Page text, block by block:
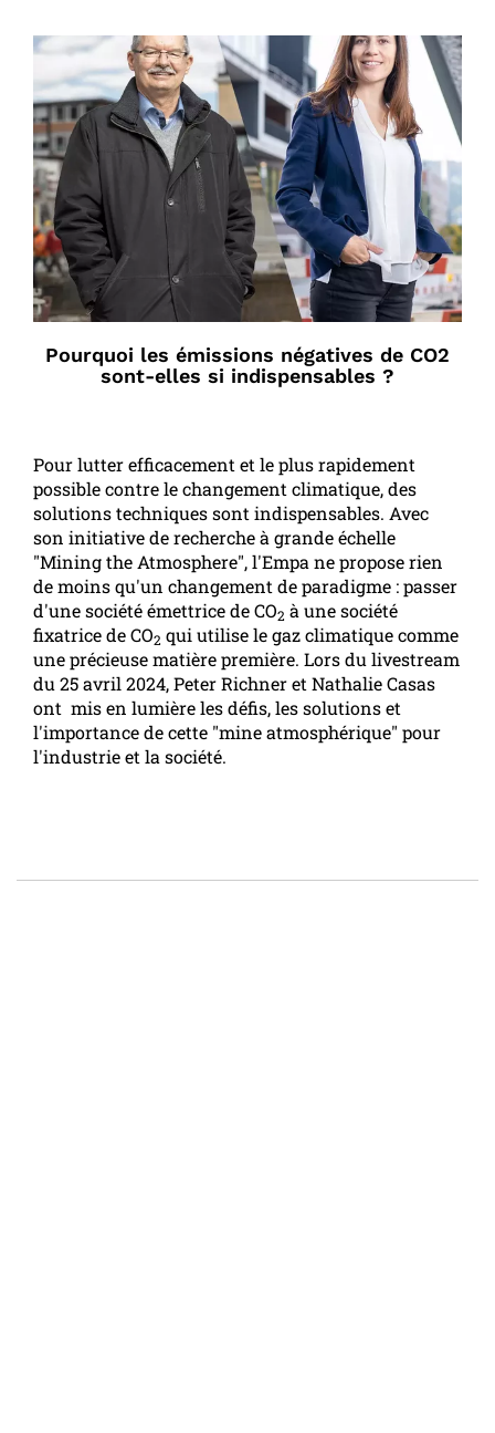
Pourquoi les émissions négatives de CO2
sont-elles si indispensables ?
Pour lutter efficacement et le plus rapidement
possible contre le changement climatique, des
solutions techniques sont indispensables. Avec
son initiative de recherche à grande échelle
"Mining the Atmosphere", l'Empa ne propose rien
de moins qu'un changement de paradigme : passer
d'une société émettrice de CO2 à une société
fixatrice de CO2 qui utilise le gaz climatique comme
une précieuse matière première. Lors du livestream
du 25 avril 2024, Peter Richner et Nathalie Casas
ont mis en lumière les défis, les solutions et
l'importance de cette "mine atmosphérique" pour
l'industrie et la société.